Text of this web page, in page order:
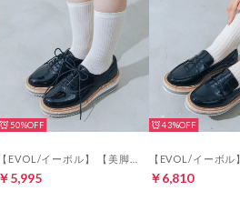
50%
￥5,995
43%
￥6,810